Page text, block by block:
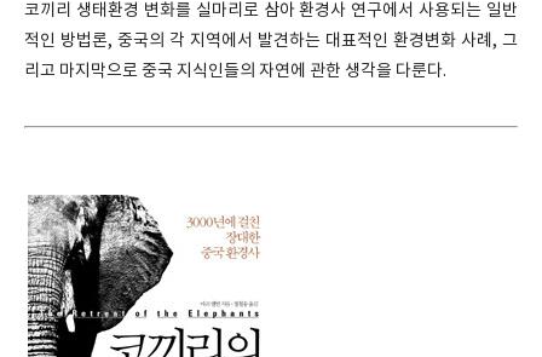
코끼리 생태환경 변화를 실마리로 삼아 환경사 연구에서 사용되는 일반
적인 방법론, 중국의 각 지역에서 발견하는 대표적인 환경변화 사례, 그
리고 마지막으로 중국 지식인들의 자연에 관한 생각을 다룬다.